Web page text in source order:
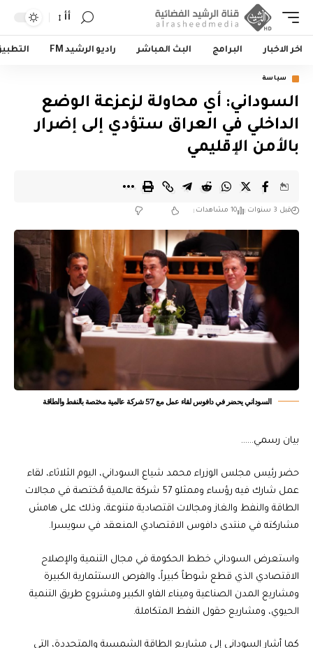
أأ
اخر الاخبار البرامج البث المباشر راديو الرشيد FM
سياسة
السوداني: أي محاولة لزعزعة الوضع
الداخلي في العراق ستؤدي إلى إضرار
بالأمن الإقليمي
قبل 3 سنوات 10 مشاهدات
السوداني يحضر في دافوس لقاء عمل مع 57 شركة عالمية مختصة بالنفط والطاقة
بيان رسمي……
حضر رئيس مجلس الوزراء محمد شياع السوداني، اليوم الثلاثاء، لقاء
عمل شارك فيه رؤساء وممثلو 57 شركة عالمية مُختصة في مجالات
الطاقة والنفط والغاز ومجالات اقتصادية متنوعة، وذلك على هامش
مشاركته في منتدى دافوس الاقتصادي المنعقد في سويسرا.
واستعرض السوداني خطط الحكومة في مجال التنمية والإصلاح
الاقتصادي الذي قطع شوطاً كبيراً، والفرص الاستثمارية الكبيرة
ومشاريع المدن الصناعية وميناء الفاو الكبير ومشروع طريق التنمية
الحيوي، ومشاريع حقول النفط المتكاملة.
كما أشار السوداني إلى مشاريع الطاقة الشمسية والمتجددة، التي